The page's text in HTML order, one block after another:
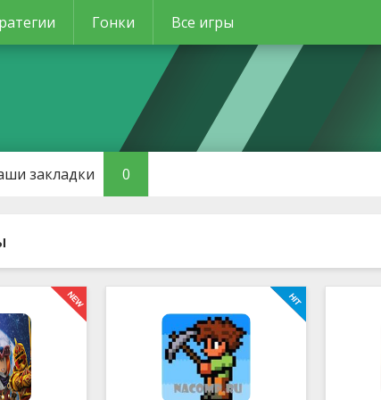
Гонки Все игры
закладки 0